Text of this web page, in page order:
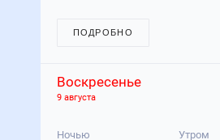
ПОДРОБНО
Воскресенье
9 августа
Ночью Утром